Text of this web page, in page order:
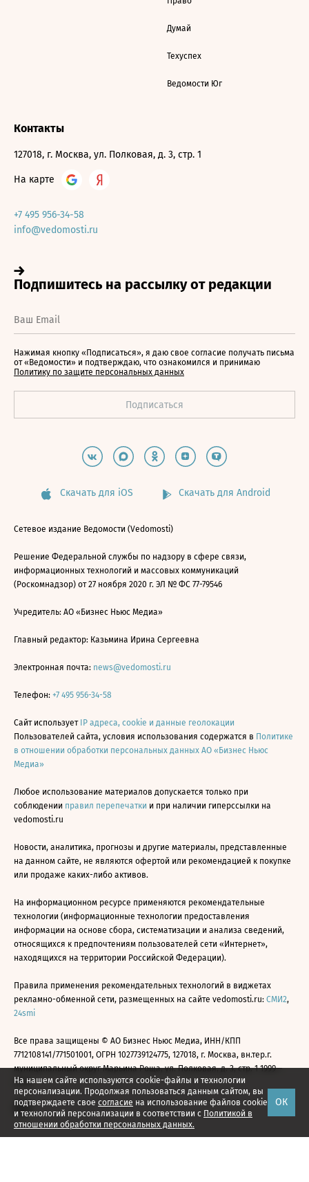
На нашем сайте используются cookie-файлы и технологии
персонализации. Продолжая пользоваться данным сайтом, вы
подтверждаете свое согласие на использование файлов cookie
и технологий персонализации в соответствии с Политикой в
отношении обработки персональных данных.
ОК
Думай
Техуспех
Ведомости Юг
Контакты
127018, г. Москва, ул. Полковая, д. 3, стр. 1
На карте
+7 495 956-34-58
info@vedomosti.ru
Нажимая кнопку «Подписаться», я даю свое согласие получать письма
от «Ведомости» и подтверждаю, что ознакомился и принимаю
Политику по защите персональных данных
Скачать для iOS Скачать для Android
Сетевое издание Ведомости (Vedomosti)
Решение Федеральной службы по надзору в сфере связи,
информационных технологий и массовых коммуникаций
(Роскомнадзор) от 27 ноября 2020 г. ЭЛ № ФС 77-79546
Учредитель: АО «Бизнес Ньюс Медиа»
Главный редактор: Казьмина Ирина Сергеевна
Электронная почта: news@vedomosti.ru
Телефон: +7 495 956-34-58
Сайт использует IP адреса, cookie и данные геолокации
Пользователей сайта, условия использования содержатся в Политике
в отношении обработки персональных данных АО «Бизнес Ньюс
Медиа»
Любое использование материалов допускается только при
соблюдении правил перепечатки и при наличии гиперссылки на
vedomosti.ru
Новости, аналитика, прогнозы и другие материалы, представленные
на данном сайте, не являются офертой или рекомендацией к покупке
или продаже каких-либо активов.
На информационном ресурсе применяются рекомендательные
технологии (информационные технологии предоставления
информации на основе сбора, систематизации и анализа сведений,
относящихся к предпочтениям пользователей сети «Интернет»,
находящихся на территории Российской Федерации).
Правила применения рекомендательных технологий в виджетах
рекламно-обменной сети, размещенных на сайте vedomosti.ru: СМИ2,
24smi
Все права защищены © АО Бизнес Ньюс Медиа, ИНН/КПП
7712108141/771501001, ОГРН 1027739124775, 127018, г. Москва, вн.тер.г.
муниципальный округ Марьина Роща, ул. Полковая, д. 3, стр. 1 1999—
2026